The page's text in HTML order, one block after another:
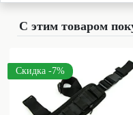
С этим товаром
Скидка -7%